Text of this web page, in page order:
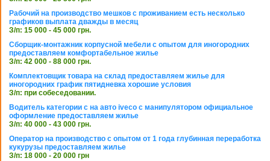
Рабочий на производство мешков с проживанием есть несколько
графиков выплата дважды в месяц
З/п: 15 000 - 45 000 грн.
Сборщик-монтажник корпусной мебели с опытом для иногородних
предоставляем комфортабельное жилье
З/п: 42 000 - 88 000 грн.
Комплектовщик товара на склад предоставляем жилье для
иногородних график пятидневка хорошие условия
З/п: при собеседовании.
Водитель категории с на авто iveco с манипулятором официальное
оформление предоставляем жилье
З/п: 40 000 - 43 000 грн.
Оператор на производство с опытом от 1 года глубинная переработка
кукурузы предоставляем жилье
З/п: 18 000 - 20 000 грн